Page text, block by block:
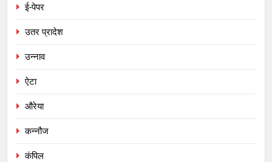
ई-पेपर
उतर प्रादेश
उन्नाव
ऐटा
औरेया
कन्नौज
कंपिल